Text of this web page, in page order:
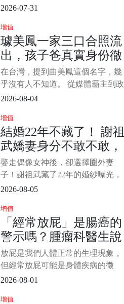
徹底引爆全網怒火！不少民眾與死
始作俑者正是死者長期在台中包養
小三的「無能丈夫」。 死者閨密出
面沉痛爆料，死者老公與原生家庭
關係不睦，
2026-07-31
增值
璩美鳳一家三口合照流
出，孩子爸真實身份徹
底瞞不住，萬萬沒想到
竟然是他？
在台灣，提到曲美鳳這個名字，幾
乎沒有人不知道。 從媒體霸主到政
壇風雲人物，再到捲入舉國震驚的
起伏的大女主劇本。 最近，曲美鳳
一家三口的合照流出，讓外界發現
她的孩子父親竟然是曾經爆炸醜聞
中的某位熟人，網友紛紛表示「這
反轉簡直比電視劇還瘋狂！」 1/4
2026-08-04
增值
結婚22年不藏了！ 謝祖
武嬌妻身分不敢不敢，
萬萬沒想到原來是她，
難怪當初狠甩岳翎不娶
張玉嬿...
娶走偶像女神後，卻選擇圈外妻
子！謝祖武藏了22年的婚紗曝光，
網友：難怪當年放棄岳翎和張玉嬿
到的，或許還是那個在電視劇裡總
是深情又讓人心疼的男人。 他演過
溫暖幽默的老師，也演過病弱深情
的富家少爺，更憑藉《啞巴新娘》
裡的周少樸一角，讓無數觀眾哭紅
了眼。 劇中的他
2026-08-05
增值
「經常放屁」是腸癌的
警示嗎？腫瘤科醫生說
「這3個癥狀」才是腸癌
信號
放屁是我們人體正常的生理現象，
但經常放屁可能是身體疾病的徵
兆，然而，是否經常放屁意味著腸
放屁與腸癌有什麼直接聯繫。 那麼
2026-08-01
增值